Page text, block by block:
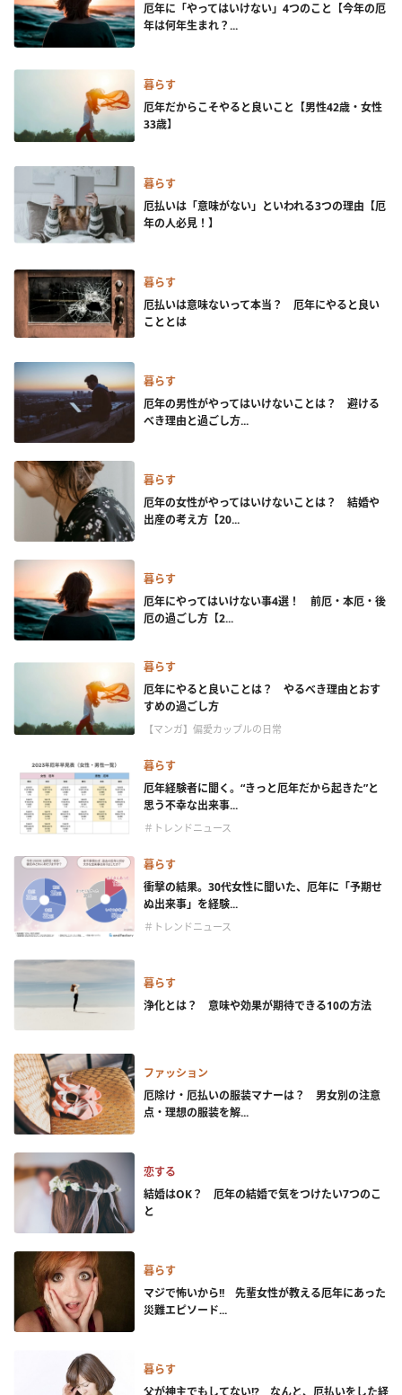
厄年に「やってはいけない」4つのこと【今年の厄
年は何年生まれ？...
暮らす
厄年だからこそやると良いこと【男性42歳・女性
33歳】
暮らす
厄払いは「意味がない」といわれる3つの理由【厄
年の人必見！】
暮らす
厄払いは意味ないって本当？ 厄年にやると良い
こととは
暮らす
厄年の男性がやってはいけないことは？ 避ける
べき理由と過ごし方...
暮らす
厄年の女性がやってはいけないことは？ 結婚や
出産の考え方【20...
暮らす
厄年にやってはいけない事4選！ 前厄・本厄・後
厄の過ごし方【2...
暮らす
厄年にやると良いことは？ やるべき理由とおす
すめの過ごし方
【マンガ】偏愛カップルの日常
暮らす
厄年経験者に聞く。“きっと厄年だから起きた”と
思う不幸な出来事...
＃トレンドニュース
暮らす
衝撃の結果。30代女性に聞いた、厄年に「予期せ
ぬ出来事」を経験...
＃トレンドニュース
暮らす
浄化とは？ 意味や効果が期待できる10の方法
ファッション
厄除け・厄払いの服装マナーは？ 男女別の注意
点・理想の服装を解...
恋する
結婚はOK？ 厄年の結婚で気をつけたい7つのこ
と
暮らす
マジで怖いから!! 先輩女性が教える厄年にあった
災難エピソード...
暮らす
父が神主でもしてない!? なんと、厄払いをした経